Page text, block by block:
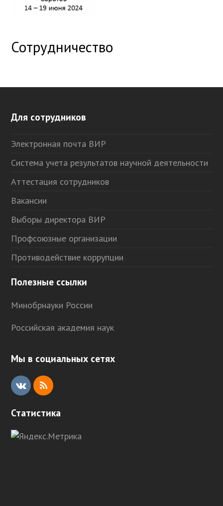
Сотрудничество
Для сотрудников
Электронная почта ВИР
Система учета результатов научной деятельности
Аттестация сотрудников
Вакансии
Выборы директора ВИР
Профсоюзные организации
Противодействие коррупции
Полезные ссылки
Минобрнауки России
Российская академия наук
Мы в социальных сетях
V
R
Статистика